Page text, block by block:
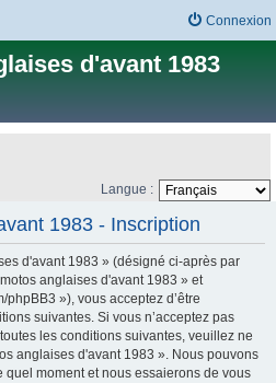
Connexion
d'avant 1983
Langue :
1983 - Inscription
d'avant 1983 » (désigné ci-après par
anglaises d'avant 1983 » et
»), vous acceptez d’être
suivantes. Si vous n’acceptez pas
les conditions suivantes, veuillez ne
anglaises d'avant 1983 ». Nous pouvons
quel moment et nous essaierons de vous